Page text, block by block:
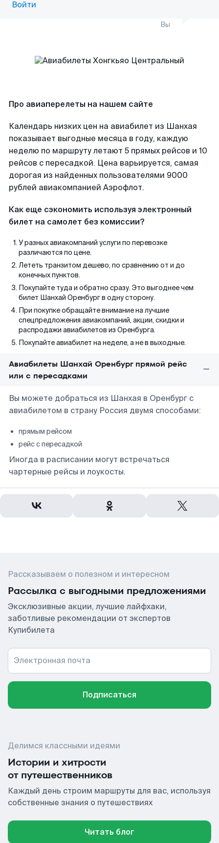
Войти
Вы
Про авиаперелеты на нашем сайте
Календарь низких цен на авиабилет из Шанхая
показывает выгодные месяца в году, каждую
неделю по маршруту летают 5 прямых рейсов и 10
рейсов с пересадкой. Цена варьируется, самая
дорогая из найденных пользователями 9000
рублей авиакомпанией Аэрофлот.
Как еще сэкономить используя электронный
билет на самолет без комиссии?
У разных авиакомпаний услуги по перевозке
различаются по цене.
Лететь транзитом дешево, по сравнению от и до
конечных пунктов.
Покупайте туда и обратно сразу. Это выгоднее чем
билет Шанхай Оренбург в одну сторону.
При покупке обращайте внимание на лучшие
спецпредложения авиакомпаний, акции, скидки и
распродажи авиабилетов из Оренбурга.
Покупайте авиабилет на неделе, а не в выходные.
Авиабилеты Шанхай Оренбург прямой рейс
или с пересадками
Вы можете добраться из Шанхая в Оренбург с
авиабилетом в страну Россия двумя способами:
прямым рейсом
рейс с пересадкой
Иногда в расписании могут встречаться
чартерные рейсы и лоукосты.
Рассказываем о полезном и интересном
Рассылка с выгодными предложениями
Эксклюзивные акции, лучшие лайфхаки,
заботливые рекомендации от экспертов
Купибилета
Электронная почта
Подписаться
Делимся классными идеями
Истории и хитрости
от путешественников
Каждый день строим маршруты для вас, используя
собственные знания о путешествиях
Читать блог